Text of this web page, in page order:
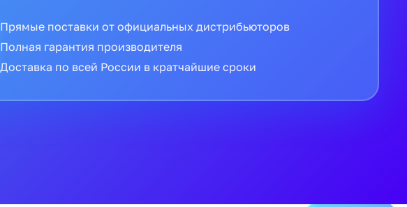
Прямые поставки от официальных дистрибьюторов
Полная гарантия производителя
Доставка по всей России в кратчайшие сроки